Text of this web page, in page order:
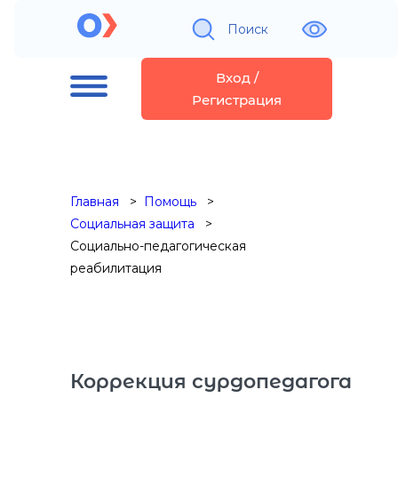
Поиск
Вход /
Регистрация
Главная
Помощь
Социальная защита
Социально-педагогическая
реабилитация
Коррекция сурдопедагога